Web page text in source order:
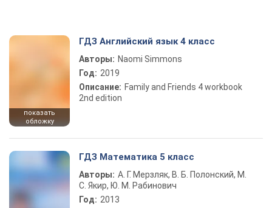
показать
обложку
ГДЗ Английский язык 4 класс
Авторы: Naomi Simmons
Год: 2019
Описание: Family and Friends 4 workbook
2nd edition
ГДЗ Математика 5 класс
Авторы: А. Г. Мерзляк, В. Б. Полонский, М.
С. Якир, Ю. М. Рабинович
Год: 2013